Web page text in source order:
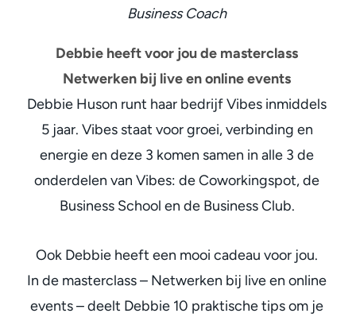
Business Coach
Debbie heeft voor jou de masterclass
Netwerken bij live en online events
Debbie Huson runt haar bedrijf Vibes inmiddels
5 jaar. Vibes staat voor groei, verbinding en
energie en deze 3 komen samen in alle 3 de
onderdelen van Vibes: de Coworkingspot, de
Business School en de Business Club.
Ook Debbie heeft een mooi cadeau voor jou.
In de masterclass – Netwerken bij live en online
events – deelt Debbie 10 praktische tips om je